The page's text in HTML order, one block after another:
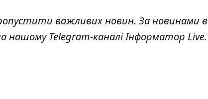
важливих новин. За новинами в
нашому Telegram-каналіІнформатор Live.